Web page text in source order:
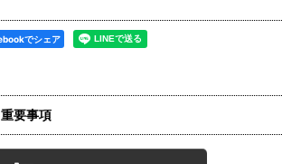
でシェア
要事項